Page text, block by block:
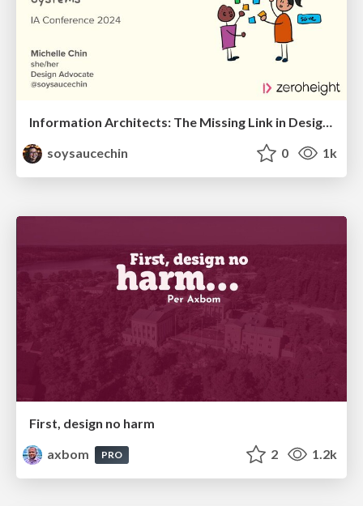
Information Architects: The Missing Link in Design Systems
soysaucechin
0 1k
First, design no harm
axbom
PRO 2 1.2k